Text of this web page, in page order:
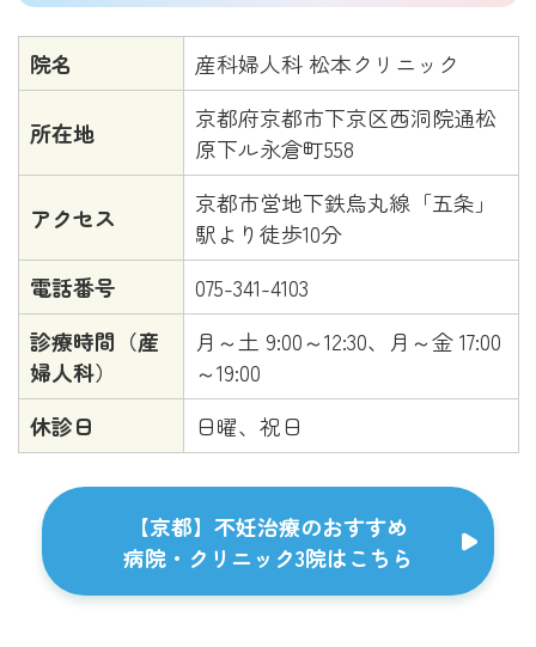
院名 産科婦人科 松本クリニック
所在地
京都府京都市下京区西洞院通松
原下ル永倉町558
アクセス
京都市営地下鉄烏丸線「五条」
駅より徒歩10分
電話番号
075-341-4103
診療時間（産
婦人科）
月～土 9:00～12:30、月～金 17:00
～19:00
休診日
日曜、祝日
【京都】不妊治療のおすすめ
病院・クリニック3院はこちら